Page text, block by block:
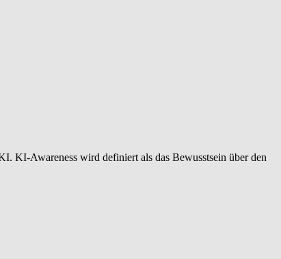
KI-Awareness wird definiert als das Bewusstsein über den